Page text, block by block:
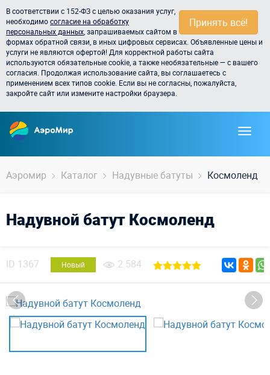
Принять всё!
В соответствии с 152-ФЗ с целью оказания услуг,
необходимосогласие на обработку
персональных данных , запрашиваемых сайтом в
формах обратной связи, в иных цифровых сервисах. Объявленные цены и
услуги не являются офертой! Для корректной работы сайта
используются обязательные cookie, а также необязательные — с вашего
согласия. Продолжая использование сайта, вы соглашаетесь с
применением всех типов cookie. Если вы не согласны, пожалуйста,
закройте сайт или измените настройки браузера.
Аэромир Каталог Надувные батуты Космоленд
Надувной батут Космоленд
ID 1367 Новый 2 584